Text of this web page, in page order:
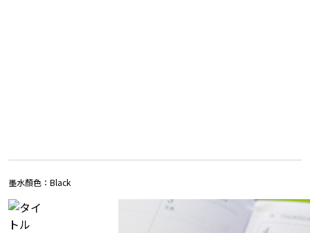
墨水顏色： Black